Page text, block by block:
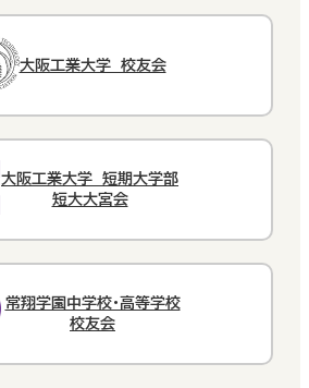
大阪工業大学 校友会
大阪工業大学 短期大学部
短大大宮会
常翔学園中学校・高等学校
校友会